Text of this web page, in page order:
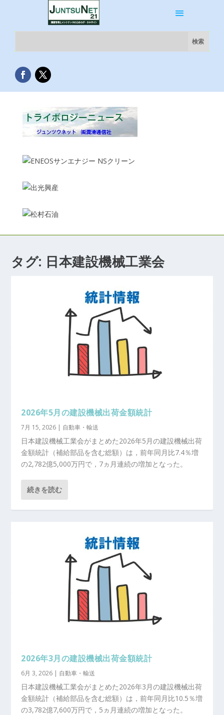
タグ: 日本建設機械工業会
2026年5月の建設機械出荷金額統計
7月 15, 2026 | 自動車・輸送
日本建設機械工業会がまとめた2026年5月の建設機械出荷
金額統計（補給部品を含む総額）は，前年同月比7.4％増
の2,782億5,000万円で，7ヵ月連続の増加となった。
続きを読む
2026年3月の建設機械出荷金額統計
6月 3, 2026 | 自動車・輸送
日本建設機械工業会がまとめた2026年3月の建設機械出荷
金額統計（補給部品を含む総額）は，前年同月比10.5％増
の3,782億7,600万円で，5ヵ月連続の増加となった。